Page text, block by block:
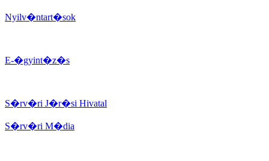
Nyilv�ntart�sok
E-�gyint�z�s
S�rv�ri J�r�si Hivatal
S�rv�ri M�dia